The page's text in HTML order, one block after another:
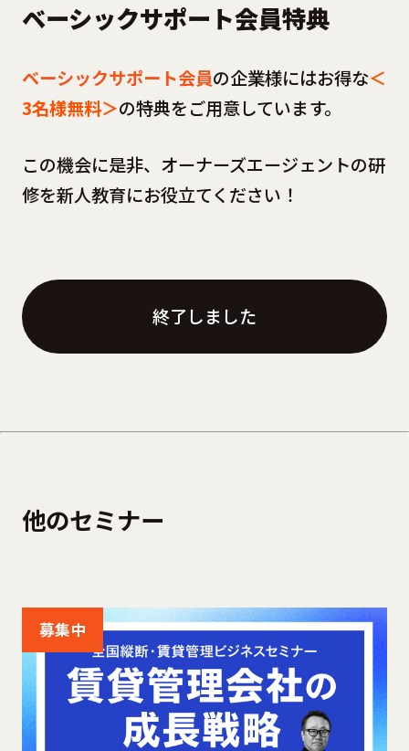
ベーシックサポート会員特典
ベーシックサポート会員の企業様にはお得な＜
3名様無料＞の特典をご用意しています。
この機会に是非、オーナーズエージェントの研
修を新人教育にお役立てください！
終了しました
他のセミナー
募集中